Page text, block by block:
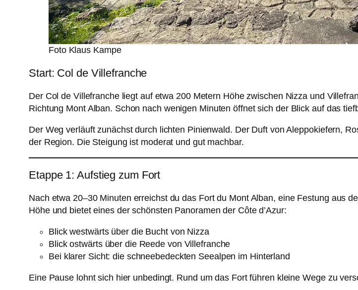
Foto Klaus Kampe
Start: Col de Villefranche
Der Col de Villefranche liegt auf etwa 200 Metern Höhe zwischen Nizza und
Richtung Mont Alban. Schon nach wenigen Minuten öffnet sich der Blick auf das
Der Weg verläuft zunächst durch lichten Pinienwald. Der Duft von Aleppokiefern,
der Region. Die Steigung ist moderat und gut machbar.
Etappe 1: Aufstieg zum Fort
Nach etwa 20–30 Minuten erreichst du das Fort du Mont Alban, eine Festung aus
Höhe und bietet eines der schönsten Panoramen der Côte d’Azur:
Blick westwärts über die Bucht von Nizza
Blick ostwärts über die Reede von Villefranche
Bei klarer Sicht: die schneebedeckten Seealpen im Hinterland
Eine Pause lohnt sich hier unbedingt. Rund um das Fort führen kleine Wege zu